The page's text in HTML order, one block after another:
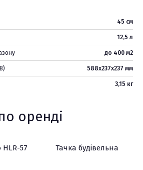
45 см
12,5 л
до 400 м2
588х237х237 мм
3,15 кг
оренді
57 Тачка будівельна